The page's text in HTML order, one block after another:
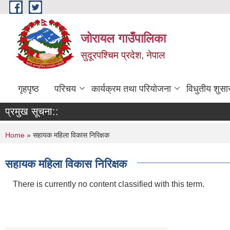
Skip to main content
जोरायल गाउँपालिका
सुदूरपश्चिम प्रदेश, नेपाल
गृहपृष्ठ परिचय कार्यक्रम तथा परियोजना विधुतीय
प्रमुख सूचना::
You are here
Home » सहायक महिला विकास निरिक्षक
सहायक महिला विकास निरिक्षक
There is currently no content classified with this term.